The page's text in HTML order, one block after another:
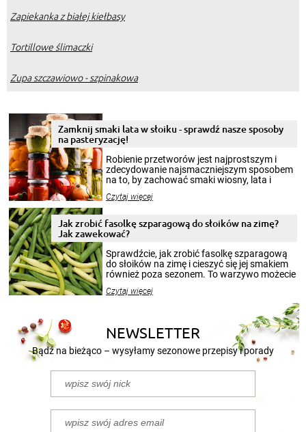
Zapiekanka z białej kiełbasy
Tortillowe ślimaczki
Zupa szczawiowo - szpinakowa
Zamknij smaki lata w słoiku - sprawdź nasze sposoby
na pasteryzację!
Robienie przetworów jest najprostszym i
zdecydowanie najsmaczniejszym sposobem
na to, by zachować smaki wiosny, lata i
krajobrazów, by cieszyć nimi oko w sezonie
pełni poczuć atmosferę cieplejszych
miesięcy. Przygotowanie słoików ze
smakowitą zawartością musi obejmować
patenty, które pozwolą zachować świeżość
przetworów.
Czytaj więcej
Jak zrobić fasolkę szparagową do słoików na zimę?
Jak zawekować?
Sprawdźcie, jak zrobić fasolkę szparagową
do słoików na zimę i cieszyć się jej smakiem
również poza sezonem. To warzywo możecie
nasze propozycje!
Czytaj więcej
NEWSLETTER
Bądź na bieżąco – wysyłamy sezonowe przepisy i porady